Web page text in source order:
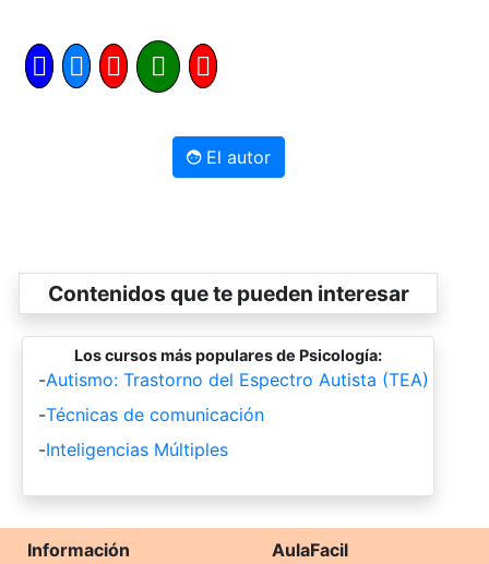
El autor
Contenidos que te pueden interesar
Los cursos más populares de Psicología:
-Autismo: Trastorno del Espectro Autista (TEA)
-Técnicas de comunicación
-Inteligencias Múltiples
Información
AulaFacil